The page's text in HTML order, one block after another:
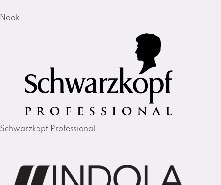
Nook
Schwarzkopf Professional